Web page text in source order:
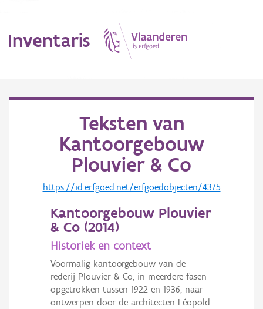
Inventaris
Aanduidingsobject
Waarneming
Gebeurtenis
Persoon of collectief
Teksten van
Kantoorgebouw
Plouvier & Co
https://id.erfgoed.net/erfgoedobjecten/4375
Kantoorgebouw Plouvier
& Co (2014)
Historiek en context
Voormalig kantoorgebouw van de
rederij Plouvier & Co, in meerdere fasen
opgetrokken tussen 1922 en 1936, naar
ontwerpen door de architecten Léopold